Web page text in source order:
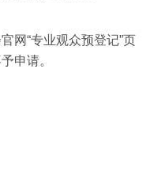
网“专业观众预登记”页
申请。